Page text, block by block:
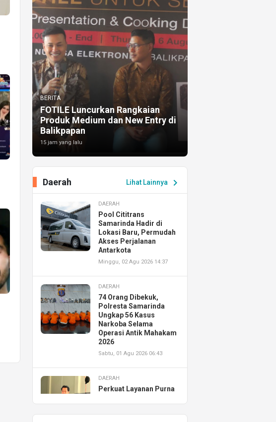
BERITA
FOTILE Luncurkan Rangkaian
Produk Medium dan New Entry di
Balikpapan
15 jam yang lalu
Lihat Lainnya chevron_right
Daerah
DAERAH
Pool Cititrans
Samarinda Hadir di
Lokasi Baru, Permudah
Akses Perjalanan
Antarkota
Minggu, 02 Agu 2026 14:37
DAERAH
74 Orang Dibekuk,
Polresta Samarinda
Ungkap 56 Kasus
Narkoba Selama
Operasi Antik Mahakam
2026
Sabtu, 01 Agu 2026 06:43
DAERAH
Perkuat Layanan Purna
Resmikan AHASS